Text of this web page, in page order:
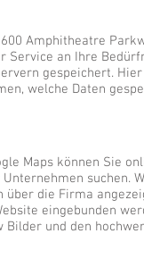
Amphitheatre
an Ihre
gespeichert.
welche Daten
Maps können Sie
suchen.
die Firma
eingebunden
und den